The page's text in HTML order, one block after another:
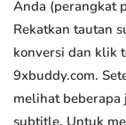
Anda (perangkat
Rekatkan tautan
konversi dan klik
9xbuddy.com.
melihat